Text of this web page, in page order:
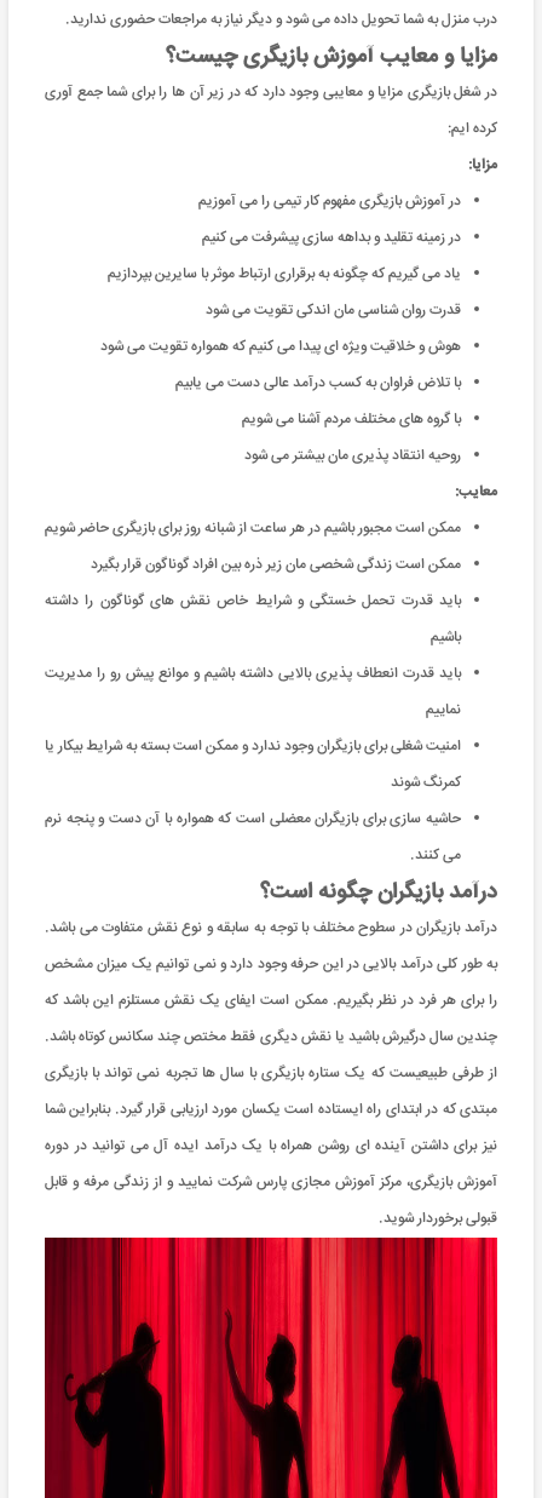
درب منزل به شما تحویل داده می شود و دیگر نیاز به مراجعات حضوری ندارید.
مزایا و معایب آموزش بازیگری چیست؟
در شغل بازیگری مزایا و معایبی وجود دارد که در زیر آن ها را برای شما جمع آوری
کرده ایم:
مزایا:
در آموزش بازیگری مفهوم کار تیمی را می آموزیم
در زمینه تقلید و بداهه سازی پیشرفت می کنیم
یاد می گیریم که چگونه به برقراری ارتباط موثر با سایرین بپردازیم
قدرت روان شناسی مان اندکی تقویت می شود
هوش و خلاقیت ویژه ای پیدا می کنیم که همواره تقویت می شود
با تلاض فراوان به کسب درآمد عالی دست می یابیم
با گروه های مختلف مردم آشنا می شویم
روحیه انتقاد پذیری مان بیشتر می شود
معایب:
ممکن است مجبور باشیم در هر ساعت از شبانه روز برای بازیگری حاضر شویم
ممکن است زندگی شخصی مان زیر ذره بین افراد گوناگون قرار بگیرد
باید قدرت تحمل خستگی و شرایط خاص نقش های گوناگون را داشته
باشیم
باید قدرت انعطاف پذیری بالایی داشته باشیم و موانع پیش رو را مدیریت
نماییم
امنیت شغلی برای بازیگران وجود ندارد و ممکن است بسته به شرایط بیکار یا
کمرنگ شوند
حاشیه سازی برای بازیگران معضلی است که همواره با آن دست و پنجه نرم
می کنند.
درآمد بازیگران چگونه است؟
درآمد بازیگران در سطوح مختلف با توجه به سابقه و نوع نقش متفاوت می باشد.
به طور کلی درآمد بالایی در این حرفه وجود دارد و نمی توانیم یک میزان مشخص
را برای هر فرد در نظر بگیریم. ممکن است ایفای یک نقش مستلزم این باشد که
چندین سال درگیرش باشید یا نقش دیگری فقط مختص چند سکانس کوتاه باشد.
از طرفی طبیعیست که یک ستاره بازیگری با سال ها تجربه نمی تواند با بازیگری
مبتدی که در ابتدای راه ایستاده است یکسان مورد ارزیابی قرار گیرد. بنابراین شما
نیز برای داشتن آینده ای روشن همراه با یک درآمد ایده آل می توانید در دوره
آموزش بازیگری، مرکز آموزش مجازی پارس شرکت نمایید و از زندگی مرفه و قابل
قبولی برخوردار شوید.